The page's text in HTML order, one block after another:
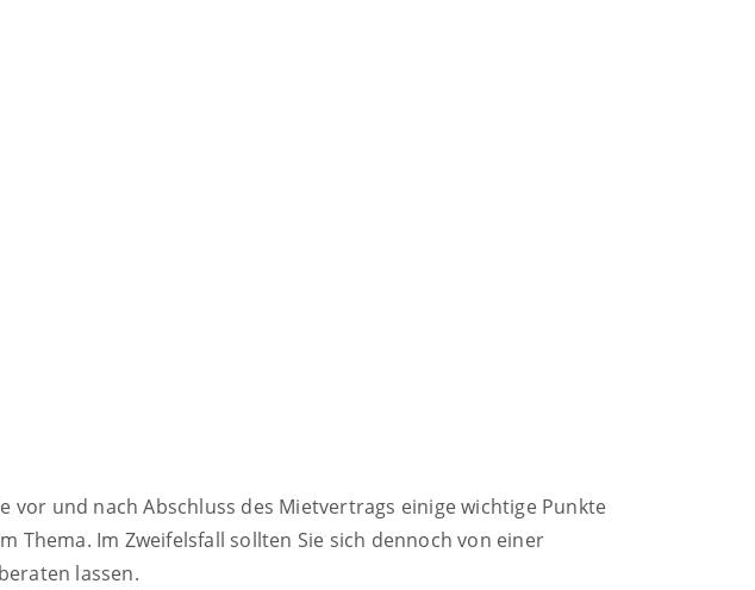
vor und nach Abschluss des Mietvertrags einige wichtige Punkte
Thema. Im Zweifelsfall sollten Sie sich dennoch von einer
lassen.